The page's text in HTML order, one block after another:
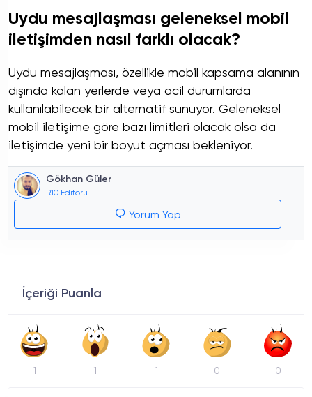
Uydu mesajlaşması geleneksel mobil
iletişimden nasıl farklı olacak?
Uydu mesajlaşması, özellikle mobil kapsama alanının
dışında kalan yerlerde veya acil durumlarda
kullanılabilecek bir alternatif sunuyor. Geleneksel
mobil iletişime göre bazı limitleri olacak olsa da
iletişimde yeni bir boyut açması bekleniyor.
Gökhan Güler
R10 Editörü
Yorum Yap
İçeriği Puanla
1 1 1 0 0